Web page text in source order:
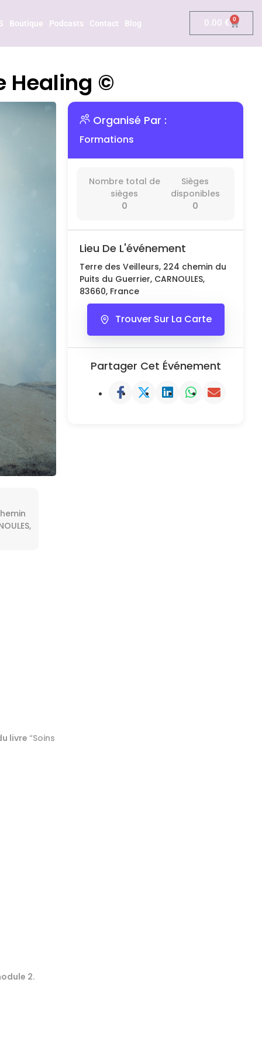
Boutique Podcasts Contact Blog 0.00 € 0
Healing ©
livre“Soins
2.
Organisé Par :
Formations
Nombre total de
sièges
0
Sièges
disponibles
0
Lieu De L'événement
Terre des Veilleurs, 224 chemin du
Puits du Guerrier, CARNOULES,
83660, France
Trouver Sur La Carte
Partager Cet Événement